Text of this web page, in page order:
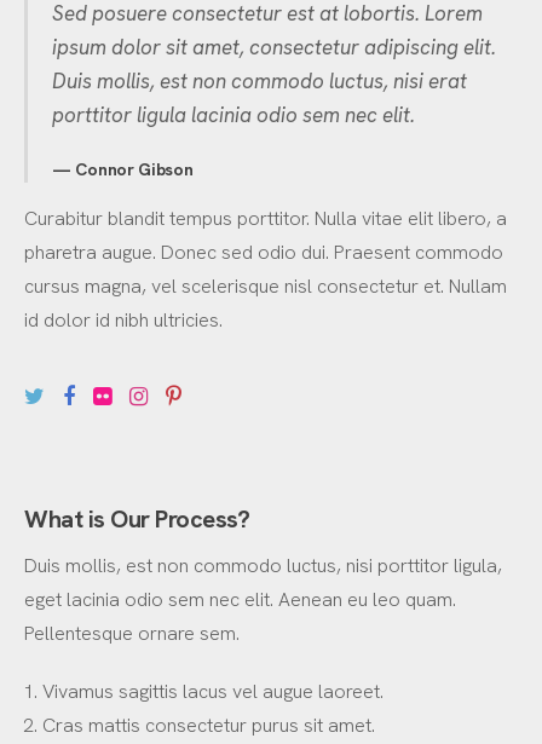
Sed posuere consectetur est at lobortis. Lorem
ipsum dolor sit amet, consectetur adipiscing elit.
Duis mollis, est non commodo luctus, nisi erat
porttitor ligula lacinia odio sem nec elit.
Connor Gibson
Curabitur blandit tempus porttitor. Nulla vitae elit libero, a
pharetra augue. Donec sed odio dui. Praesent commodo
cursus magna, vel scelerisque nisl consectetur et. Nullam
id dolor id nibh ultricies.
What is Our Process?
Duis mollis, est non commodo luctus, nisi porttitor ligula,
eget lacinia odio sem nec elit. Aenean eu leo quam.
Pellentesque ornare sem.
Vivamus sagittis lacus vel augue laoreet.
Cras mattis consectetur purus sit amet.